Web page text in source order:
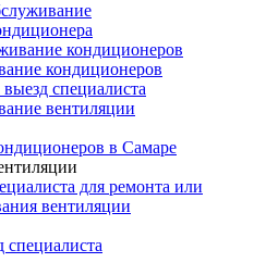
кондиционеров
кондиционеров
выезд специалиста
вентиляции
в Самаре
для ремонта или
вентиляции
специалиста